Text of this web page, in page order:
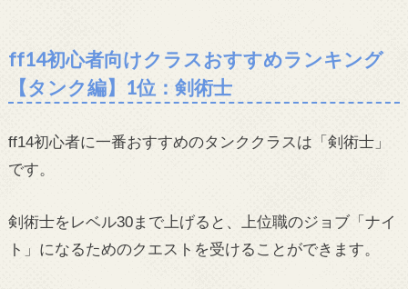
ff14初心者向けクラスおすすめランキング
【タンク編】1位：剣術士
ff14初心者に一番おすすめのタンククラスは「剣術士」
です。
剣術士をレベル30まで上げると、上位職のジョブ「ナイ
ト」になるためのクエストを受けることができます。